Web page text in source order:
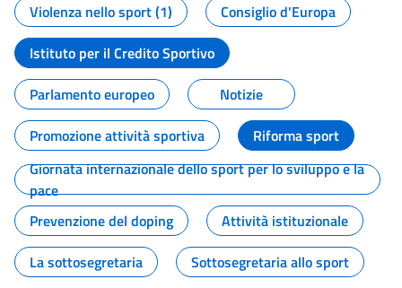
Violenza nello sport (1)
Consiglio d'Europa
Istituto per il Credito Sportivo
Parlamento europeo
Notizie
Promozione attività sportiva
Riforma sport
Giornata internazionale dello sport per lo sviluppo e la
pace
Prevenzione del doping
Attività istituzionale
La sottosegretaria
Sottosegretaria allo sport